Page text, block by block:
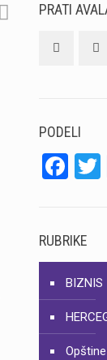
PRATI
PODELI
RUBRIKE
BIZNIS